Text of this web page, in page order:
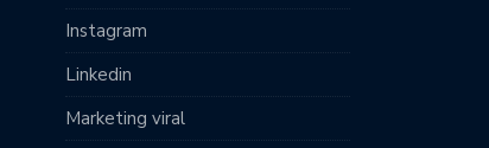
Instagram
Linkedin
Marketing viral